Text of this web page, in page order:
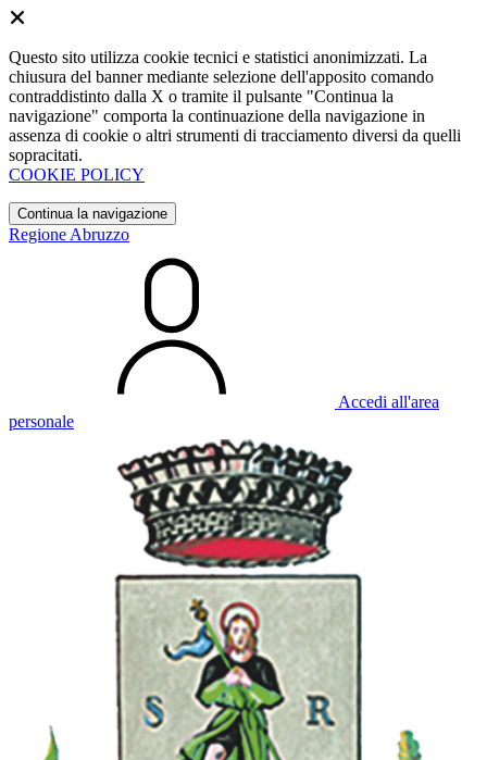
Questo sito utilizza cookie tecnici e statistici anonimizzati. La
chiusura del banner mediante selezione dell'apposito comando
contraddistinto dalla X o tramite il pulsante "Continua la
navigazione" comporta la continuazione della navigazione in
assenza di cookie o altri strumenti di tracciamento diversi da quelli
sopracitati.
COOKIE POLICY
Continua la navigazione
Regione Abruzzo
Accedi all'area
personale